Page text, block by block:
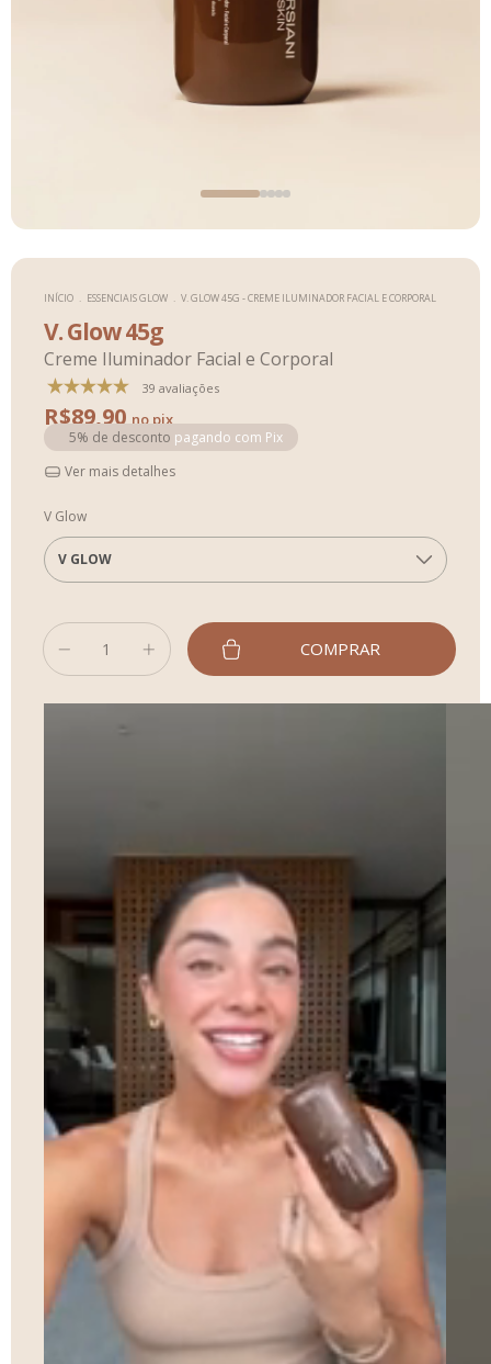
INÍCIO . ESSENCIAIS GLOW . V. GLOW 45G - CREME ILUMINADOR FACIAL E CORPORAL
V. Glow 45g
Creme Iluminador Facial e Corporal
39 avaliações
R$89,90
5% de desconto pagando com Pix
Ver mais detalhes
V Glow